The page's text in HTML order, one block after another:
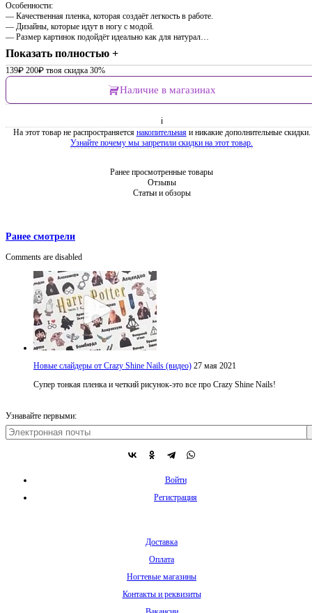
Особенности:
— Качественная пленка, которая создаёт легкость в работе.
— Дизайны, которые идут в ногу с модой.
— Размер картинок подойдёт идеально как для натурал…
Показать полностью +
139₽ 200₽ твоя скидка 30%
Наличие в магазинах
ℹ
На этот товар не распространяется накопительнаяи никакие дополнительные скидки.
Узнайте почему мы запретили скидки на этот товар.
Ранее просмотренные товары
Отзывы
Статьи и обзоры
Ранее смотрели
Comments are disabled
Новые слайдеры от Crazy Shine Nails (видео) 27 мая 2021
Супер тонкая пленка и четкий рисунок-это все про Crazy Shine Nails!
Узнавайте первыми:
Войти
Регистрация
Доставка
Оплата
Ногтевые магазины
Контакты и реквизиты